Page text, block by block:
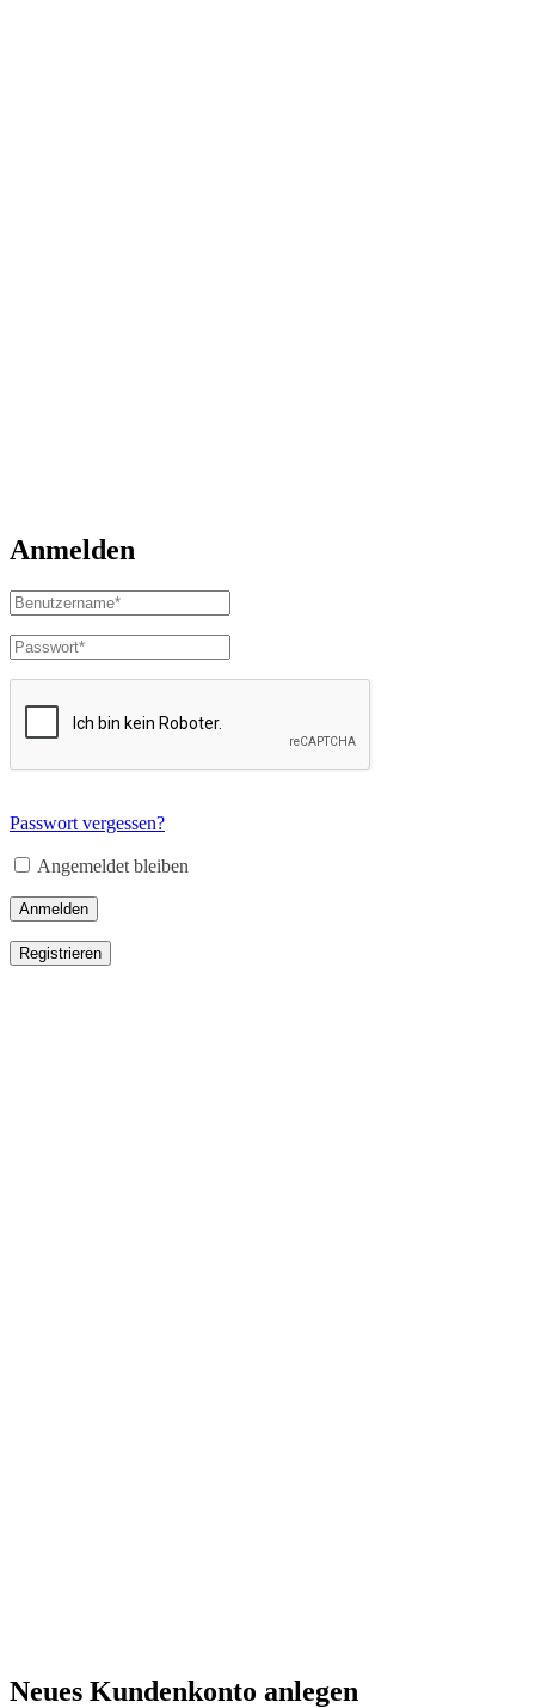
Anmelden
Passwort vergessen?
Angemeldet bleiben
Anmelden
Registrieren
Neues Kundenkonto anlegen